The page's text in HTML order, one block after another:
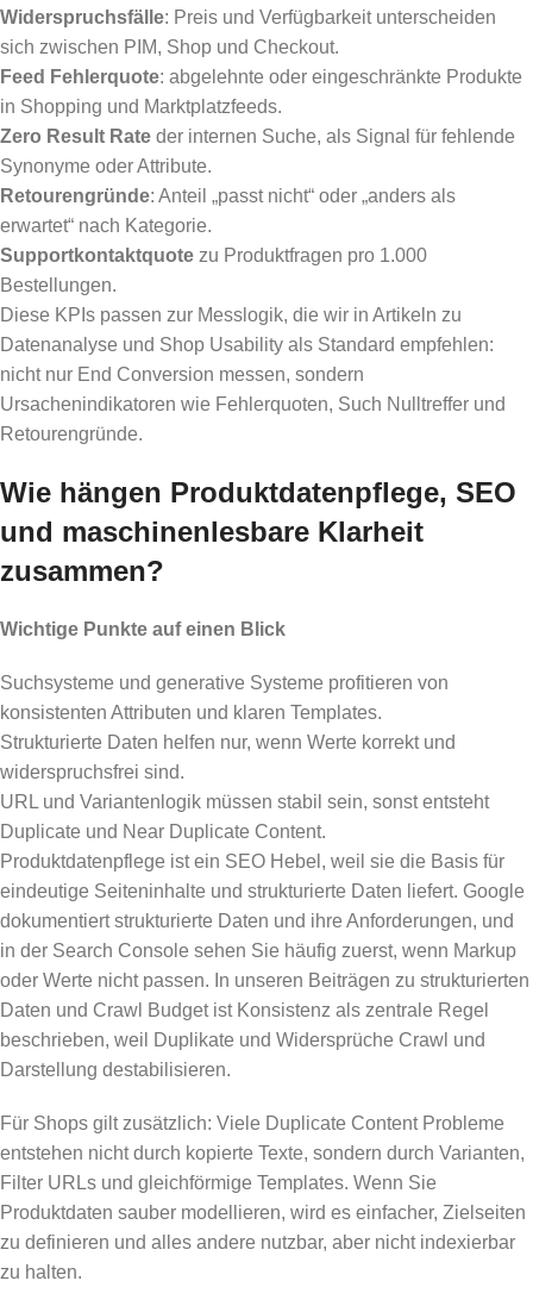
Widerspruchsfälle: Preis und Verfügbarkeit unterscheiden
sich zwischen PIM, Shop und Checkout.
Feed Fehlerquote: abgelehnte oder eingeschränkte Produkte
in Shopping und Marktplatzfeeds.
Zero Result Rate der internen Suche, als Signal für fehlende
Synonyme oder Attribute.
Retourengründe: Anteil „passt nicht“ oder „anders als
erwartet“ nach Kategorie.
Supportkontaktquote zu Produktfragen pro 1.000
Bestellungen.
Diese KPIs passen zur Messlogik, die wir in Artikeln zu
Datenanalyse und Shop Usability als Standard empfehlen:
nicht nur End Conversion messen, sondern
Ursachenindikatoren wie Fehlerquoten, Such Nulltreffer und
Retourengründe.
Wie hängen Produktdatenpflege, SEO
und maschinenlesbare Klarheit
zusammen?
Wichtige Punkte auf einen Blick
Suchsysteme und generative Systeme profitieren von
konsistenten Attributen und klaren Templates.
Strukturierte Daten helfen nur, wenn Werte korrekt und
widerspruchsfrei sind.
URL und Variantenlogik müssen stabil sein, sonst entsteht
Duplicate und Near Duplicate Content.
Produktdatenpflege ist ein SEO Hebel, weil sie die Basis für
eindeutige Seiteninhalte und strukturierte Daten liefert. Google
dokumentiert strukturierte Daten und ihre Anforderungen, und
in der Search Console sehen Sie häufig zuerst, wenn Markup
oder Werte nicht passen. In unseren Beiträgen zu strukturierten
Daten und Crawl Budget ist Konsistenz als zentrale Regel
beschrieben, weil Duplikate und Widersprüche Crawl und
Darstellung destabilisieren.
Für Shops gilt zusätzlich: Viele Duplicate Content Probleme
entstehen nicht durch kopierte Texte, sondern durch Varianten,
Filter URLs und gleichförmige Templates. Wenn Sie
Produktdaten sauber modellieren, wird es einfacher, Zielseiten
zu definieren und alles andere nutzbar, aber nicht indexierbar
zu halten.